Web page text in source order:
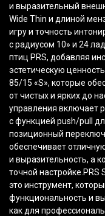
и выразительный
Wide Thin и длиной
игру и точность
с радиусом 10» и 24
птиц PRS, добавляя
эстетическую
85/15 «S», которые
от чистых и ярких до
управления включает
с функцией push/pull
позиционный
обеспечивает
и выразительность, а
точной настройке.PRS
это инструмент,
функциональность и
как для